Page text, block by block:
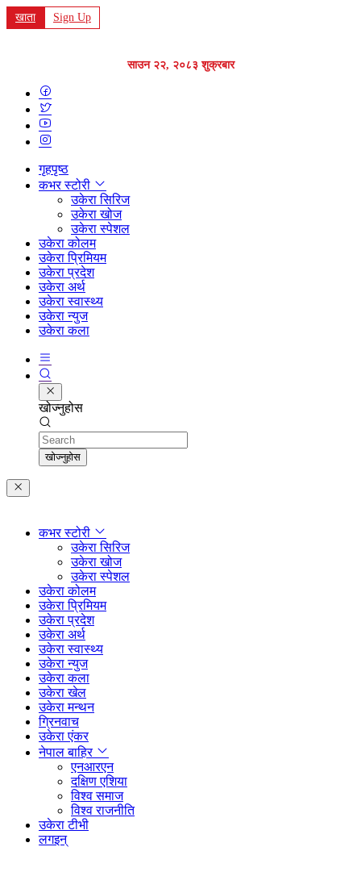
खाता Sign Up
साउन २२, २०८३ शुक्रबार
गृहपृष्ठ
कभर स्टोरी
उकेरा सिरिज
उकेरा खोज
उकेरा स्पेशल
उकेरा कोलम
उकेरा प्रिमियम
उकेरा प्रदेश
उकेरा अर्थ
उकेरा स्वास्थ्य
उकेरा न्युज
उकेरा कला
खोज्नुहोस
Search
खोज्नुहोस
कभर स्टोरी
उकेरा सिरिज
उकेरा खोज
उकेरा स्पेशल
उकेरा कोलम
उकेरा प्रिमियम
उकेरा प्रदेश
उकेरा अर्थ
उकेरा स्वास्थ्य
उकेरा न्युज
उकेरा कला
उकेरा खेल
उकेरा मन्थन
ग्रिनवाच
उकेरा एंकर
नेपाल बाहिर
एनआरएन
दक्षिण एशिया
विश्व समाज
विश्व राजनीति
उकेरा टीभी
लगइन्